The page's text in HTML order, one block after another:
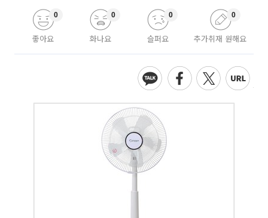
좋아요
0
화나요
0
슬퍼요
0
추가취재 원해요
0